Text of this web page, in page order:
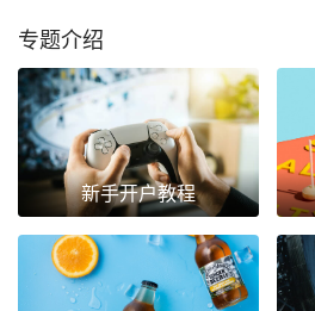
专题介绍
新手开户教程